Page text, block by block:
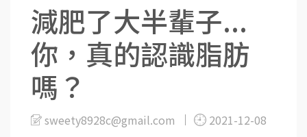
減肥了大半輩子...
你，真的認識脂肪
嗎？
sweety8928c@gmail.com 2021-12-08